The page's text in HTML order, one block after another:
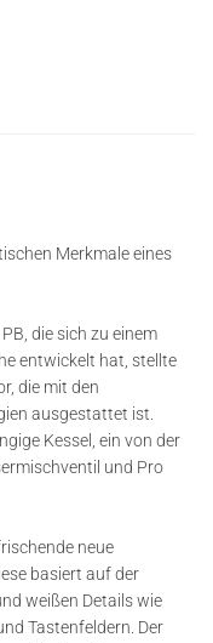
Merkmale eines
die sich zu einem
entwickelt hat, stellte
die mit den
ausgestattet ist.
Kessel, ein von der
und Pro
neue
basiert auf der
weißen Details wie
Tastenfeldern. Der